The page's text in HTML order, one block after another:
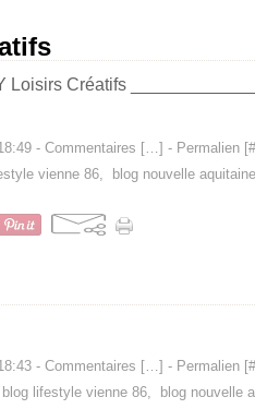
Loisirs Créatifs
- Commentaires […] - Permalien [#
vienne 86, blog nouvelle aquitaine
- Commentaires […] - Permalien [#
blog lifestyle vienne 86, blog nouvelle